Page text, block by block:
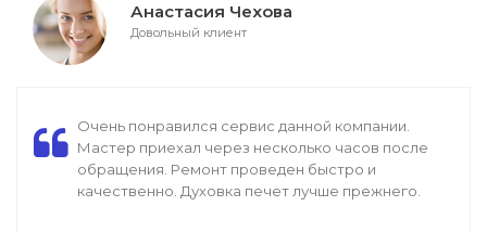
Анастасия Чехова
Довольный клиент
Очень понравился сервис данной компании.
Мастер приехал через несколько часов после
обращения. Ремонт проведен быстро и
качественно. Духовка печет лучше прежнего.